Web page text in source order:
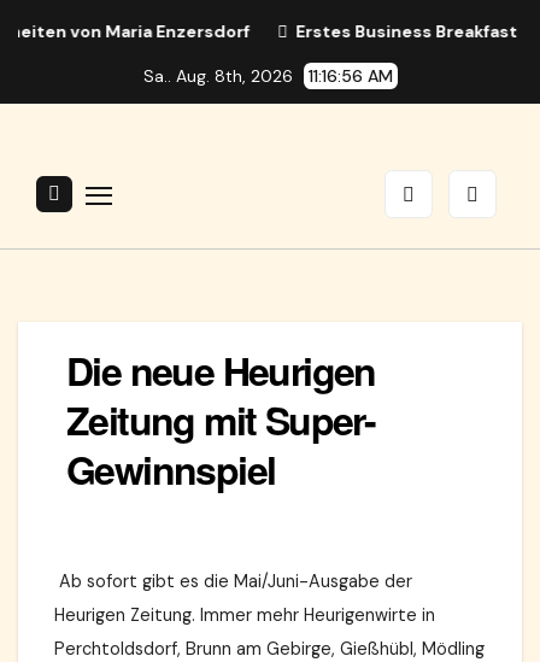
von Maria Enzersdorf Erstes Business Breakfast in
Sa.. Aug. 8th, 2026 11:16:56 AM
Die neue Heurigen
Zeitung mit Super-
Gewinnspiel
Ab sofort gibt es die Mai/Juni-Ausgabe der
Heurigen Zeitung. Immer mehr Heurigenwirte in
Perchtoldsdorf, Brunn am Gebirge, Gießhübl, Mödling